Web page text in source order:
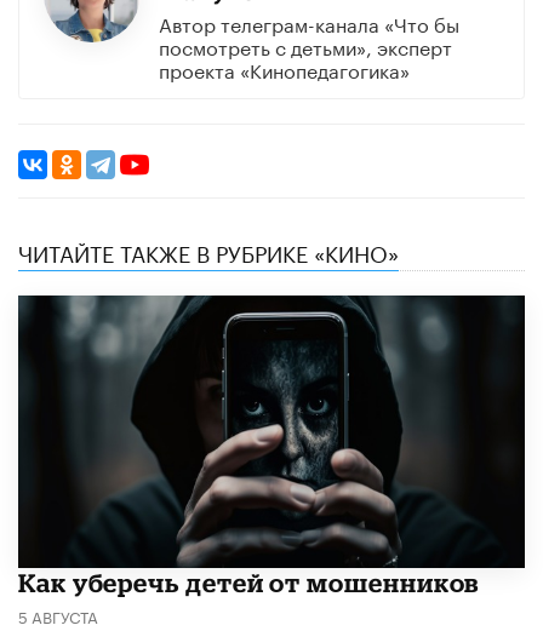
Автор телеграм-канала «Что бы
посмотреть с детьми», эксперт
проекта «Кинопедагогика»
ЧИТАЙТЕ ТАКЖЕ В РУБРИКЕ «КИНО»
Как уберечь детей от мошенников
5 АВГУСТА